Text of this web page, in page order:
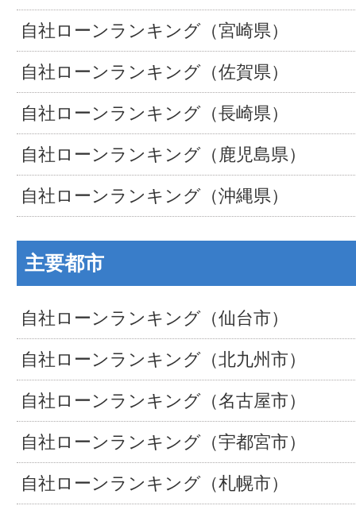
自社ローンランキング（宮崎県）
自社ローンランキング（佐賀県）
自社ローンランキング（長崎県）
自社ローンランキング（鹿児島県）
自社ローンランキング（沖縄県）
主要都市
自社ローンランキング（仙台市）
自社ローンランキング（北九州市）
自社ローンランキング（名古屋市）
自社ローンランキング（宇都宮市）
自社ローンランキング（札幌市）